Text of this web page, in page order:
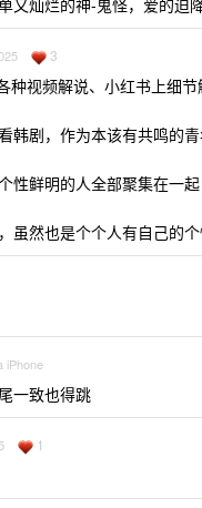
又灿烂的神-鬼怪，爱的迫
3
种视频解说、小红书上细节
韩剧，作为本该有共鸣的
性鲜明的人全部聚集在一起
虽然也是个个人有自己的
iPhone
一致也得跳
1